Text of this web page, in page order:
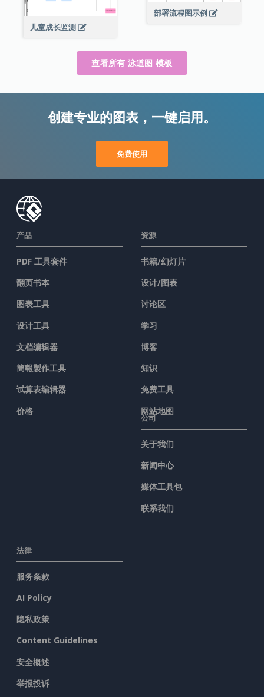
部署流程图示例
儿童成长监测
查看所有 泳道图 模板
创建专业的图表，一键启用。
免费使用
产品
PDF 工具套件
翻页书本
图表工具
设计工具
文档编辑器
簡報製作工具
试算表编辑器
价格
资源
书籍/幻灯片
设计/图表
讨论区
学习
博客
知识
免费工具
网站地图
公司
关于我们
新闻中心
媒体工具包
联系我们
法律
服务条款
AI Policy
隐私政策
Content Guidelines
安全概述
举报投诉